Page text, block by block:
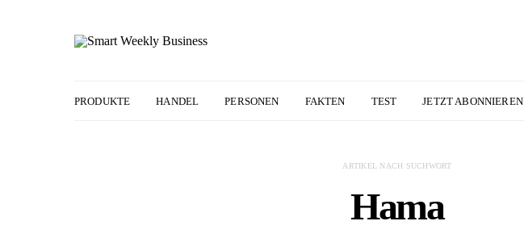
PRODUKTE HANDEL PERSONEN FAKTEN TEST JETZT ABONNIEREN
ARTIKEL NACH SUCHWORT
Hama